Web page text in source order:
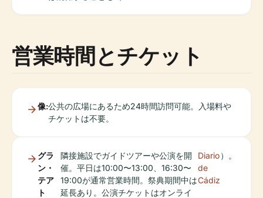
営業時間とチケット
像:公共の広場にあるため24時間訪問可能。入場料や
チケットは不要。
グラ
ン・
テア
ト
隣接施設でガイドツアーや公演を開
催。平日は10:00〜13:00、16:30〜
19:00が通常営業時間。祭典期間中は
延長あり。公演チケットはオンライ
Diario
de
Cádiz
）。